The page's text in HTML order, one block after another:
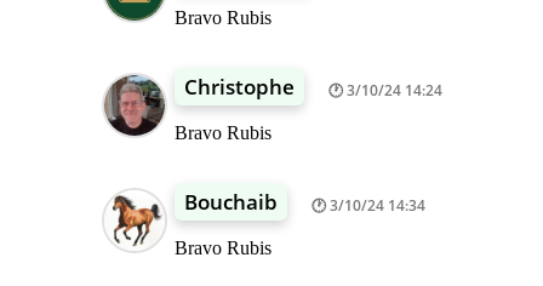
Bravo Rubis
Christophe 3/10/24 14:24
Bravo Rubis
Bouchaib 3/10/24 14:34
Bravo Rubis